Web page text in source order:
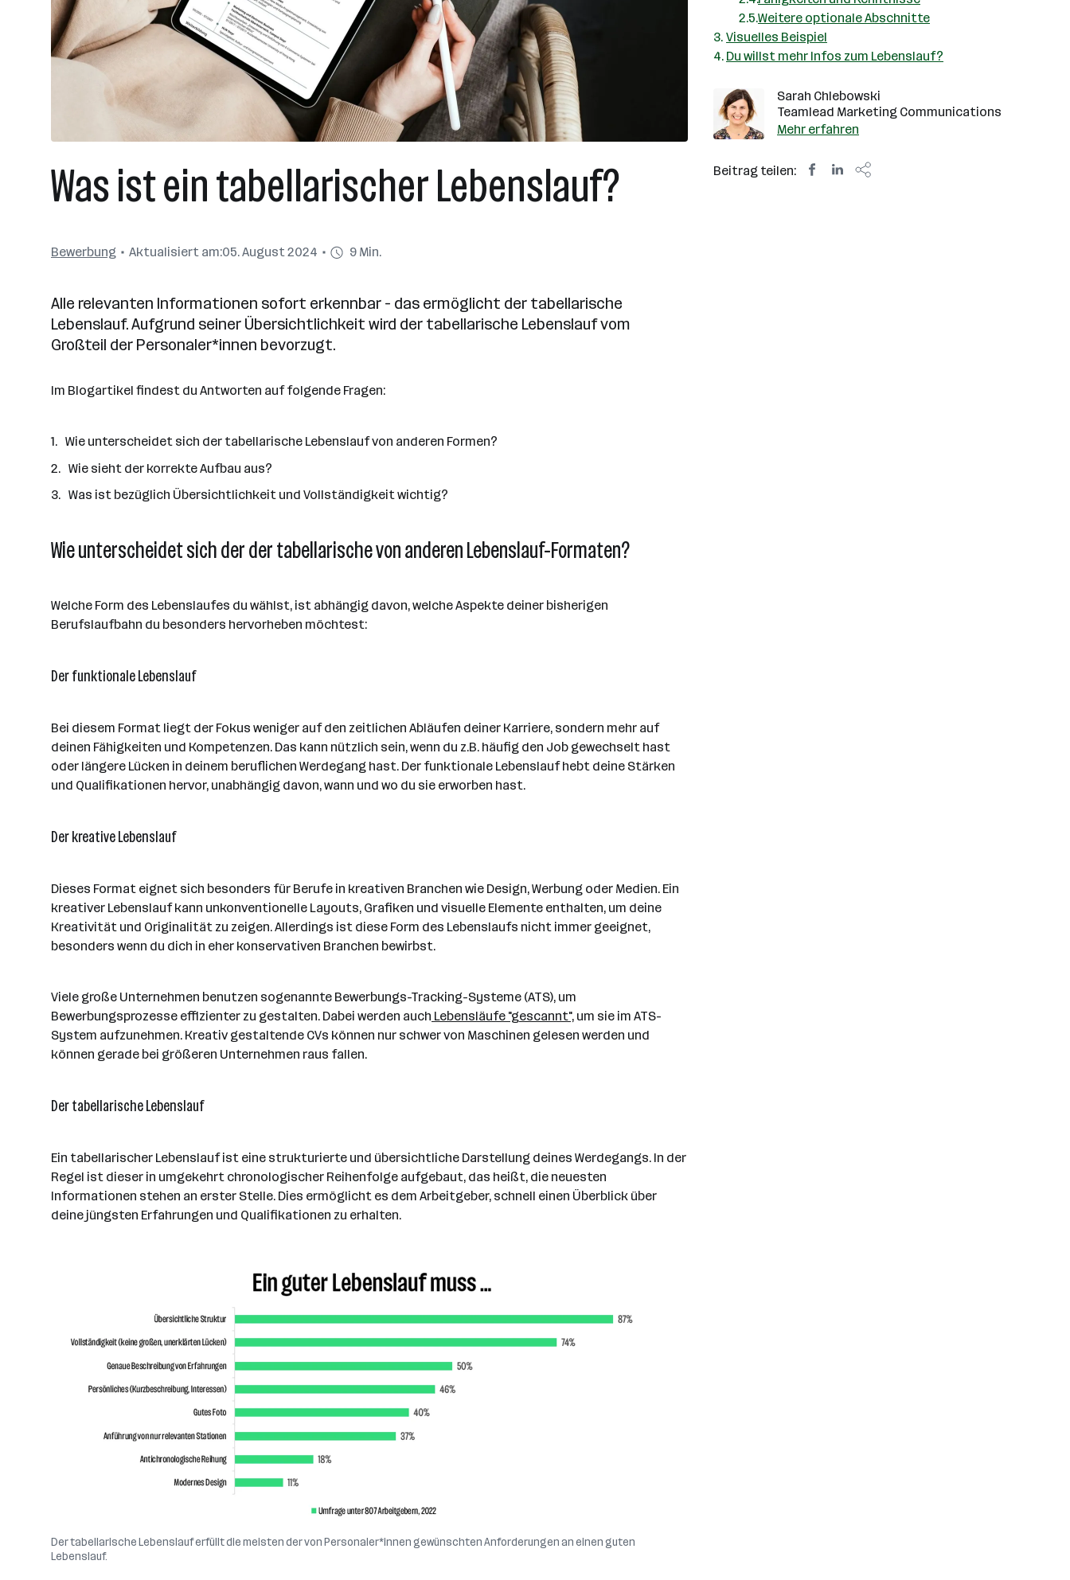
Weitere optionale Abschnitte
Visuelles Beispiel
Du willst mehr Infos zum Lebenslauf?
Sarah Chlebowski
Teamlead Marketing Communications
Mehr erfahren
Beitrag teilen:
Was ist ein tabellarischer Lebenslauf?
Bewerbung Aktualisiert am:05. August 2024 9 Min.
Alle relevanten Informationen sofort erkennbar – das ermöglicht der tabellarische
Lebenslauf. Aufgrund seiner Übersichtlichkeit wird der tabellarische Lebenslauf vom
Großteil der Personaler*innen bevorzugt.
Im Blogartikel findest du Antworten auf folgende Fragen:
Wie unterscheidet sich der tabellarische Lebenslauf von anderen Formen?
Wie sieht der korrekte Aufbau aus?
Was ist bezüglich Übersichtlichkeit und Vollständigkeit wichtig?
Wie unterscheidet sich der der tabellarische von anderen Lebenslauf-Formaten?
Welche Form des Lebenslaufes du wählst, ist abhängig davon, welche Aspekte deiner bisherigen
Berufslaufbahn du besonders hervorheben möchtest:
Der funktionale Lebenslauf
Bei diesem Format liegt der Fokus weniger auf den zeitlichen Abläufen deiner Karriere, sondern mehr auf
deinen Fähigkeiten und Kompetenzen. Das kann nützlich sein, wenn du z.B. häufig den Job gewechselt hast
oder längere Lücken in deinem beruflichen Werdegang hast. Der funktionale Lebenslauf hebt deine Stärken
und Qualifikationen hervor, unabhängig davon, wann und wo du sie erworben hast.
Der kreative Lebenslauf
Dieses Format eignet sich besonders für Berufe in kreativen Branchen wie Design, Werbung oder Medien. Ein
kreativer Lebenslauf kann unkonventionelle Layouts, Grafiken und visuelle Elemente enthalten, um deine
Kreativität und Originalität zu zeigen. Allerdings ist diese Form des Lebenslaufs nicht immer geeignet,
besonders wenn du dich in eher konservativen Branchen bewirbst.
Viele große Unternehmen benutzen sogenannte Bewerbungs-Tracking-Systeme (ATS), um
Bewerbungsprozesse effizienter zu gestalten. Dabei werden auch Lebensläufe "gescannt", um sie im ATS-
System aufzunehmen. Kreativ gestaltende CVs können nur schwer von Maschinen gelesen werden und
können gerade bei größeren Unternehmen raus fallen.
Der tabellarische Lebenslauf
Ein tabellarischer Lebenslauf ist eine strukturierte und übersichtliche Darstellung deines Werdegangs. In der
Regel ist dieser in umgekehrt chronologischer Reihenfolge aufgebaut, das heißt, die neuesten
Informationen stehen an erster Stelle. Dies ermöglicht es dem Arbeitgeber, schnell einen Überblick über
deine jüngsten Erfahrungen und Qualifikationen zu erhalten.
Der tabellarische Lebenslauf erfüllt die meisten der von Personaler*innen gewünschten Anforderungen an einen guten
Lebenslauf.